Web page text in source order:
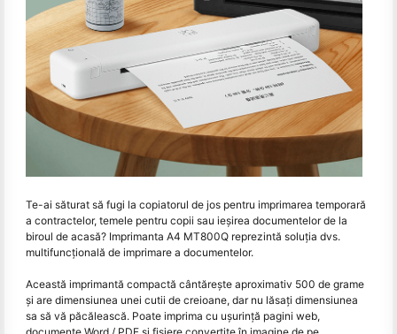
Te-ai săturat să fugi la copiatorul de jos pentru imprimarea temporară
a contractelor, temele pentru copii sau ieșirea documentelor de la
biroul de acasă? Imprimanta A4 MT800Q reprezintă soluţia dvs.
multifuncţională de imprimare a documentelor.
Această imprimantă compactă cântărește aproximativ 500 de grame
și are dimensiunea unei cutii de creioane, dar nu lăsați dimensiunea
sa să vă păcălească. Poate imprima cu ușurință pagini web,